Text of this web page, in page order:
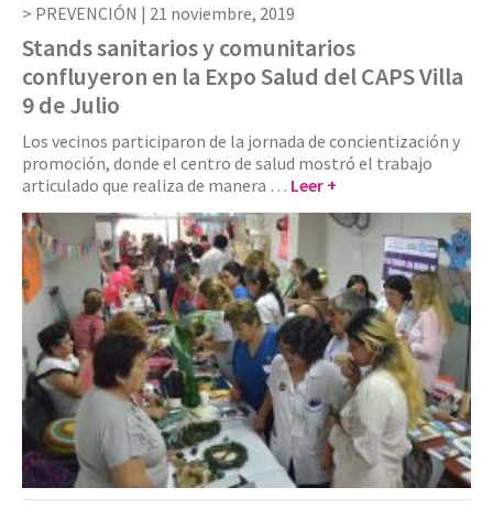
PREVENCIÓN | 21 noviembre, 2019
Stands sanitarios y comunitarios
confluyeron en la Expo Salud del CAPS Villa
9 de Julio
Los vecinos participaron de la jornada de concientización y
promoción, donde el centro de salud mostró el trabajo
articulado que realiza de manera … Leer +